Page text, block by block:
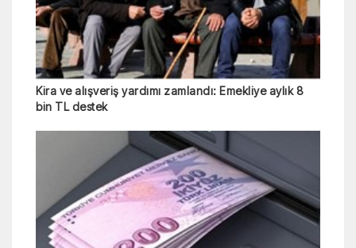
Kira ve alışveriş yardımı zamlandı: Emekliye aylık 8
bin TL destek